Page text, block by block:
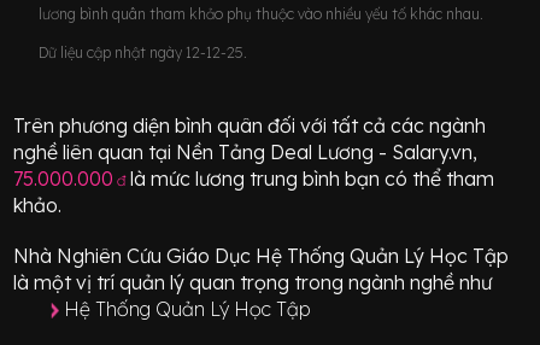
lương bình quân tham khảo phụ thuộc vào nhiều yếu tố khác nhau.
Dữ liệu cập nhật ngày 12-12-25.
Trên phương diện bình quân đối với tất cả các ngành
nghề liên quan tại Nền Tảng Deal Lương - Salary.vn,
75.000.000 đlà mức lương trung bình bạn có thể tham
khảo.
Nhà Nghiên Cứu Giáo Dục Hệ Thống Quản Lý Học Tập
là một vị tríquản lý quan trọng trong ngành nghề như
Hệ Thống Quản Lý Học Tập